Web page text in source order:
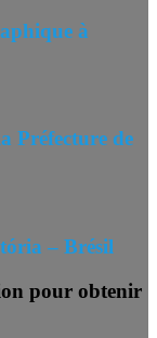
à
Préfecture de
– Brésil
pour obtenir